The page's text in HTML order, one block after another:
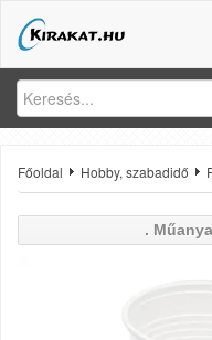
Főoldal Hobby, szabadidő
.